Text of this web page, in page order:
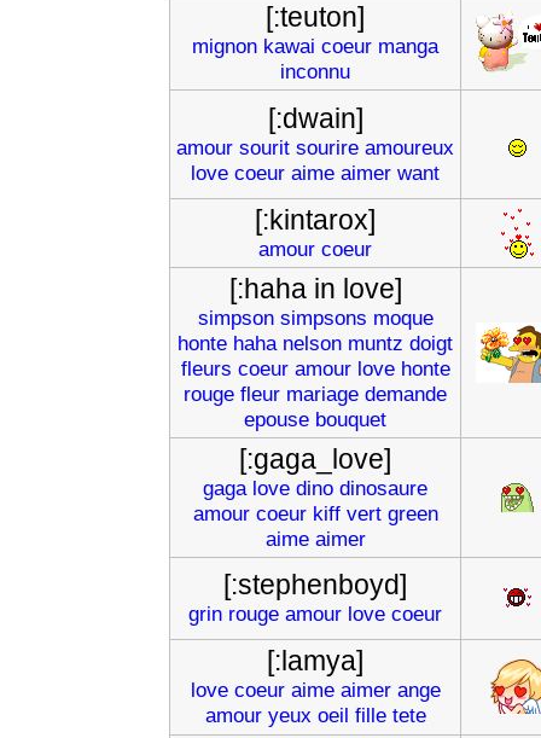
[:teuton]
mignon kawai coeur manga
inconnu
[:dwain]
amour sourit sourire amoureux
love coeur aime aimer want
[:kintarox]
amour coeur
[:haha in love]
simpson simpsons moque
honte haha nelson muntz doigt
fleurs coeur amour love honte
rouge fleur mariage demande
epouse bouquet
[:gaga_love]
gaga love dino dinosaure
amour coeur kiff vert green
aime aimer
[:stephenboyd]
grin rouge amour love coeur
[:lamya]
love coeur aime aimer ange
amour yeux oeil fille tete